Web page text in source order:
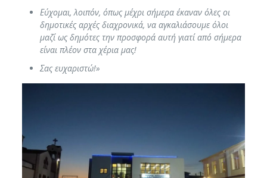
Εύχομαι, λοιπόν, όπως μέχρι σήμερα έκαναν όλες οι
δημοτικές αρχές διαχρονικά, να αγκαλιάσουμε όλοι
μαζί ως δημότες την προσφορά αυτή γιατί από σήμερα
είναι πλέον στα χέρια μας!
Σας ευχαριστώ!»